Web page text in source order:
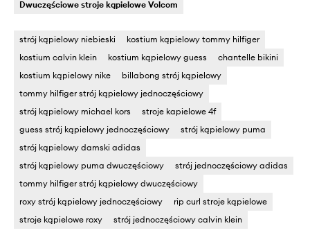
Dwuczęściowe stroje kąpielowe Volcom
strój kąpielowy niebieski
kostium kąpielowy tommy hilfiger
kostium calvin klein
kostium kąpielowy guess
chantelle bikini
kostium kąpielowy nike
billabong strój kąpielowy
tommy hilfiger strój kąpielowy jednoczęściowy
strój kąpielowy michael kors
stroje kapielowe 4f
guess strój kąpielowy jednoczęściowy
strój kąpielowy puma
strój kąpielowy damski adidas
strój kąpielowy puma dwuczęściowy
strój jednoczęściowy adidas
tommy hilfiger strój kąpielowy dwuczęściowy
roxy strój kąpielowy jednoczęściowy
rip curl stroje kąpielowe
stroje kąpielowe roxy
strój jednoczęściowy calvin klein